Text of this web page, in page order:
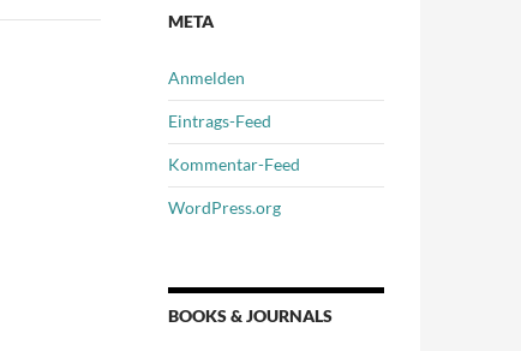
META
Anmelden
Eintrags-Feed
Kommentar-Feed
WordPress.org
BOOKS & JOURNALS